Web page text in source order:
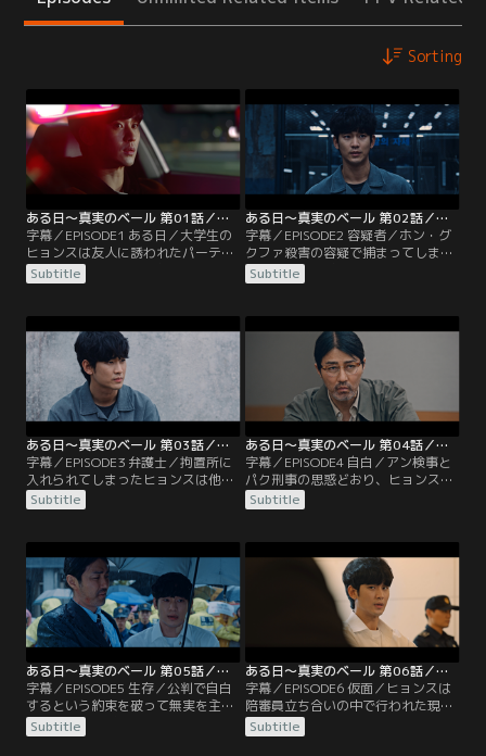
Sorting
ある日～真実のベール 第01話／字幕
字幕／EPISODE1 ある日／大学生の
ヒョンスは友人に誘われたパーティ
ーに参加するため、父親の個人タク
シーをこっそり借りて出かける。道
車に乗り込んできた女性。回送中だ
と言っても聞き入れてもらえず、ヒ
ョンスはしかたなく車を走らせるこ
とに。その後、意気投合した2人は
女性の家で一緒に酒を飲みいい雰囲
気になるが…。
Subtitle
ある日～真実のベール 第02話／字幕
字幕／EPISODE2 容疑者／ホン・グ
クファ殺害の容疑で捕まってしまっ
たヒョンス。状況証拠はヒョンスが
犯人だと証明しているが、ヒョンス
る。そんなヒョンスをほっておくこ
とができずシン・ジュンハンは弁護
を買って出るが、不利であることに
変わりはなかった。定年退職まであ
と3か月の刑事パク・サンボム
は…。
Subtitle
ある日～真実のベール 第03話／字幕
字幕／EPISODE3 弁護士／拘置所に
入れられてしまったヒョンスは他の
収容者に目をつけられリンチを受け
るが、なぜかト・ジテという男には
めらっていたヒョンスの両親は、ロ
ーファームの代表弁護士パク・ミギ
ョンから無料で弁護するという提案
を受けて即決。
Subtitle
ある日～真実のベール 第04話／字幕
字幕／EPISODE4 自白／アン検事と
パク刑事の思惑どおり、ヒョンスは
ポリグラフ検査を受けることに。そ
のことを知ったジュンハンは無理や
スの弁護人ではなくなっても、まだ
事件を調べ続けているジュンハンは
グクファのSNSに掲載されていた写
真からある病院を見つけ出し…。
Subtitle
ある日～真実のベール 第05話／字幕
字幕／EPISODE5 生存／公判で自白
するという約束を破って無実を主張
し、パク・ミギョン弁護士から見放
されてしまったヒョンス。拘置所で
Subtitle
ある日～真実のベール 第06話／字幕
字幕／EPISODE6 仮面／ヒョンスは
陪審員立ち合いの中で行われた現場
検証の最中に気を失って倒れてしま
う。ヒョンスを犯人だと信じて疑わ
Subtitle